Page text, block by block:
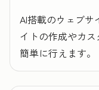
AI搭載のウェブサ
イトの作成やカ
簡単に行えます。